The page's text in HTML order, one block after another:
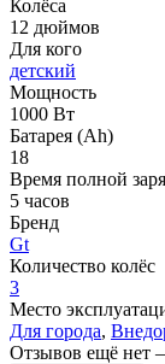
Колёса
12 дюймов
Для кого
детский
Мощность
1000 Вт
Батарея (Ah)
18
Время полной
5 часов
Бренд
Gt
Количество колёс
3
Место
Для города,
Отзывов ещё нет